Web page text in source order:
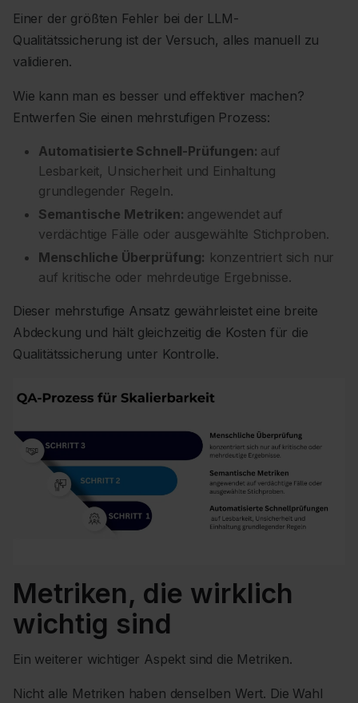
Einer der größten Fehler bei der LLM-
Qualitätssicherung ist der Versuch, alles manuell zu
validieren.
Wie kann man es besser und effektiver machen?
Entwerfen Sie einen mehrstufigen Prozess:
Automatisierte Schnell-Prüfungen: auf
Lesbarkeit, Unsicherheit und Einhaltung
grundlegender Regeln.
Semantische Metriken: angewendet auf
verdächtige Fälle oder ausgewählte Stichproben.
Menschliche Überprüfung: konzentriert sich nur
auf kritische oder mehrdeutige Ergebnisse.
Dieser mehrstufige Ansatz gewährleistet eine breite
Abdeckung und hält gleichzeitig die Kosten für die
Qualitätssicherung unter Kontrolle.
Metriken, die wirklich
wichtig sind
Ein weiterer wichtiger Aspekt sind die Metriken.
Nicht alle Metriken haben denselben Wert. Die Wahl